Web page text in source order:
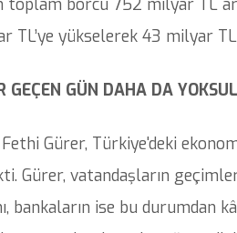
toplam borcu 752 milyar TL
TL’ye yükselerek 43 milyar
GÜN DAHA DA
Gürer, Türkiye'deki
Gürer, vatandaşların
bankaların ise bu durumdan